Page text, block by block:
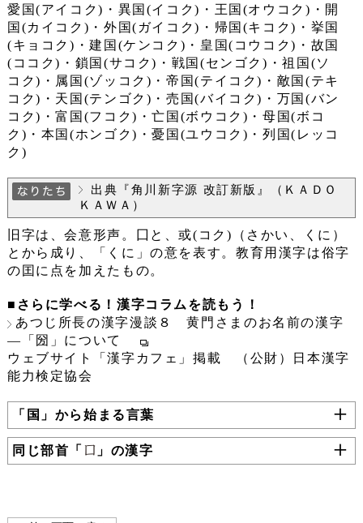
愛国(アイコク)・異国(イコク)・王国(オウコク)・開
国(カイコク)・外国(ガイコク)・帰国(キコク)・挙国
(キョコク)・建国(ケンコク)・皇国(コウコク)・故国
(ココク)・鎖国(サコク)・戦国(センゴク)・祖国(ソ
コク)・属国(ゾッコク)・帝国(テイコク)・敵国(テキ
コク)・天国(テンゴク)・売国(バイコク)・万国(バン
コク)・富国(フコク)・亡国(ボウコク)・母国(ボコ
ク)・本国(ホンゴク)・憂国(ユウコク)・列国(レッコ
ク)
出典『角川新字源 改訂新版』（ＫＡＤＯ
ＫＡＷＡ）
旧字は、会意形声。囗と、或(コク)（さかい、くに）
とから成り、「くに」の意を表す。教育用漢字は俗字
の囯に点を加えたもの。
■さらに学べる！漢字コラムを読もう！
あつじ所長の漢字漫談８ 黄門さまのお名前の漢字
―「圀」について
ウェブサイト「漢字カフェ」掲載 （公財）日本漢字
能力検定協会
「国」から始まる言葉
同じ部首「 」の漢字